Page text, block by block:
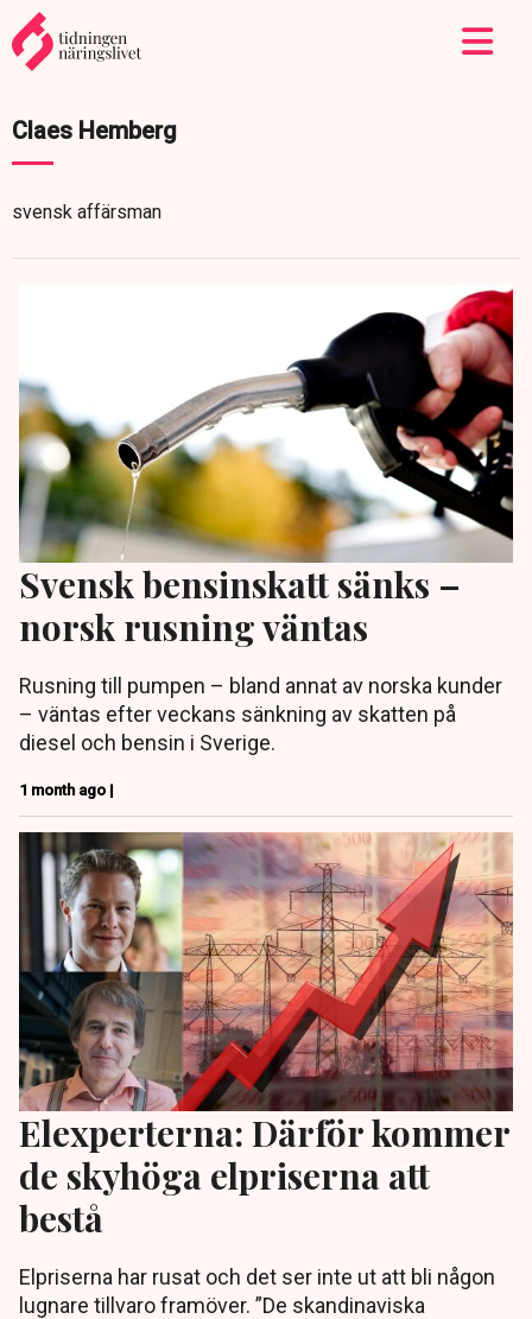
Claes Hemberg
svensk affärsman
Svensk bensinskatt sänks –
norsk rusning väntas
Rusning till pumpen – bland annat av norska kunder
– väntas efter veckans sänkning av skatten på
diesel och bensin i Sverige.
1 month ago |
Elexperterna: Därför kommer
de skyhöga elpriserna att
bestå
Elpriserna har rusat och det ser inte ut att bli någon
lugnare tillvaro framöver. ”De skandinaviska